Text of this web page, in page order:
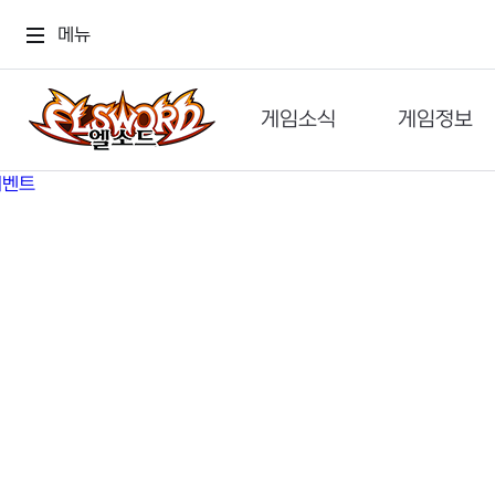
메뉴
게임소식
공지사항
게임정보
세계관